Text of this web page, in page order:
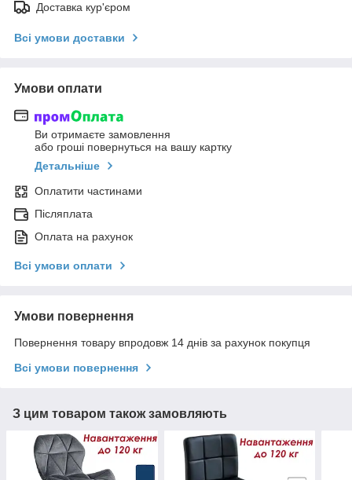
Доставка кур'єром
Всі умови доставки
Умови оплати
Ви отримаєте замовлення
або гроші повернуться на вашу картку
Детальніше
Оплатити частинами
Післяплата
Оплата на рахунок
Всі умови оплати
Умови повернення
Повернення товару впродовж 14 днів за рахунок покупця
Всі умови повернення
З цим товаром також замовляють